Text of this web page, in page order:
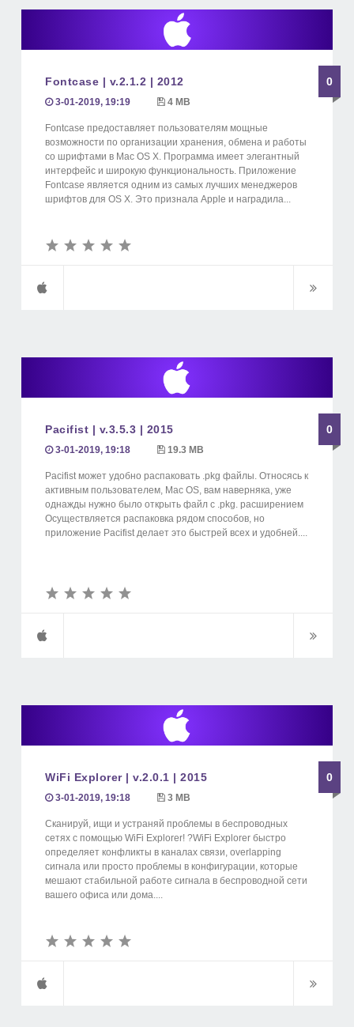
Fontcase | v.2.1.2 | 2012 0
3-01-2019, 19:19 4 MB
Fontcase предоставляет пользователям мощные
возможности по организации хранения, обмена и работы
со шрифтами в Mac OS X. Программа имеет элегантный
интерфейс и широкую функциональность. Приложение
Fontcase является одним из самых лучших менеджеров
шрифтов для OS X. Это признала Apple и наградила...
Pacifist | v.3.5.3 | 2015 0
3-01-2019, 19:18 19.3 MB
Pacifist может удобно распаковать .pkg файлы. Относясь к
активным пользователем, Mac OS, вам наверняка, уже
однажды нужно было открыть файл с .pkg. расширением
Осуществляется распаковка рядом способов, но
приложение Pacifist делает это быстрей всех и удобней....
WiFi Explorer | v.2.0.1 | 2015 0
3-01-2019, 19:18 3 MB
Сканируй, ищи и устраняй проблемы в беспроводных
сетях с помощью WiFi Explorer! ?WiFi Explorer быстро
определяет конфликты в каналах связи, overlapping
сигнала или просто проблемы в конфигурации, которые
мешают стабильной работе сигнала в беспроводной сети
вашего офиса или дома....